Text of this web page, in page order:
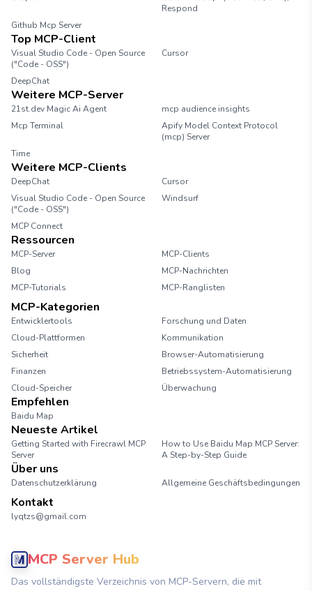
Respond
Github Mcp Server
Top MCP-Client
Visual Studio Code - Open Source
("Code - OSS")
Cursor
DeepChat
Weitere MCP-Server
21st.dev Magic Ai Agent
mcp audience insights
Mcp Terminal
Apify Model Context Protocol
(mcp) Server
Time
Weitere MCP-Clients
DeepChat
Cursor
Visual Studio Code - Open Source
("Code - OSS")
Windsurf
MCP Connect
Ressourcen
MCP-Server
MCP-Clients
Blog
MCP-Nachrichten
MCP-Tutorials
MCP-Ranglisten
MCP-Kategorien
Entwicklertools
Forschung und Daten
Cloud-Plattformen
Kommunikation
Sicherheit
Browser-Automatisierung
Finanzen
Betriebssystem-Automatisierung
Cloud-Speicher
Überwachung
Empfehlen
Baidu Map
Neueste Artikel
Getting Started with Firecrawl MCP
Server
How to Use Baidu Map MCP Server:
A Step-by-Step Guide
Über uns
Datenschutzerklärung Allgemeine Geschäftsbedingungen
Kontakt
lyqtzs@gmail.com
MCP Server Hub
Das vollständigste Verzeichnis von MCP-Servern, die mit